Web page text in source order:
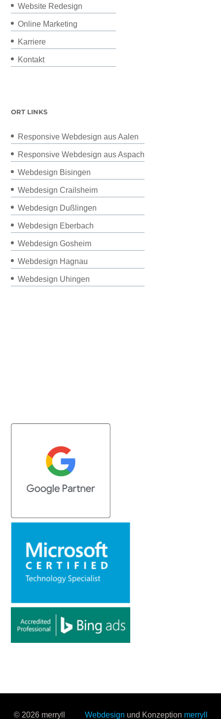
Website Redesign
Online Marketing
Karriere
Kontakt
ORT LINKS
Responsive Webdesign aus Aalen
Responsive Webdesign aus Aspach
Webdesign Bisingen
Webdesign Crailsheim
Webdesign Dußlingen
Webdesign Eberbach
Webdesign Gosheim
Webdesign Hagnau
Webdesign Uhingen
© 2026 merryll Webdesign und Konzeption merryll